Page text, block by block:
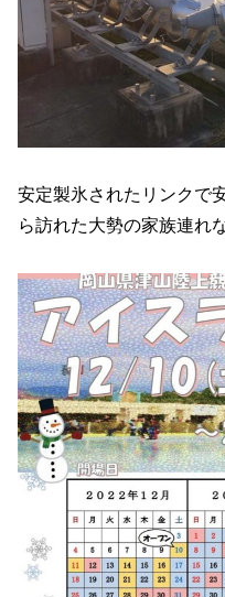
安定製氷されたリンクで
ら訪れた大勢の家族連れ